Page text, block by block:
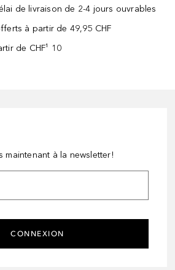
de livraison de 2-4 jours ouvrables
à partir de 49,95 CHF
de CHF¹ 10
maintenant à la newsletter!
CONNEXION